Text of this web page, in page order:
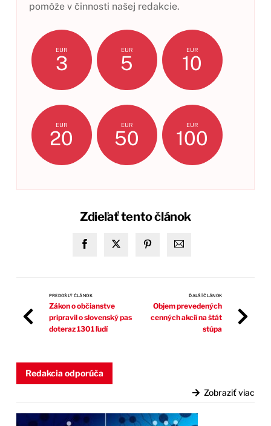
pomôže v činnosti našej redakcie.
EUR
3
EUR
5
EUR
10
EUR
20
EUR
50
EUR
100
Zdieľať tento článok
PREDOŠLÝ ČLÁNOK
Zákon o občianstve
pripravil o slovenský pas
doteraz 1301 ľudí
ĎALŠÍ ČLÁNOK
Objem prevedených
cenných akcií na štát
stúpa
Redakcia odporúča
Zobraziť viac